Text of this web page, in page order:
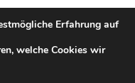
Erfahrung auf
welche Cookies wir